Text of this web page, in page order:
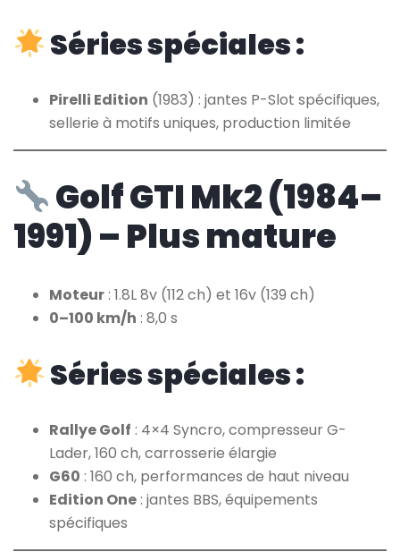
Séries spéciales :
Pirelli Edition (1983) : jantes P-Slot spécifiques,
sellerie à motifs uniques, production limitée
Golf GTI Mk2 (1984–
1991) – Plus mature
Moteur : 1.8L 8v (112 ch) et 16v (139 ch)
0–100 km/h : 8,0 s
Séries spéciales :
Rallye Golf : 4×4 Syncro, compresseur G-
Lader, 160 ch, carrosserie élargie
G60 : 160 ch, performances de haut niveau
Edition One : jantes BBS, équipements
spécifiques